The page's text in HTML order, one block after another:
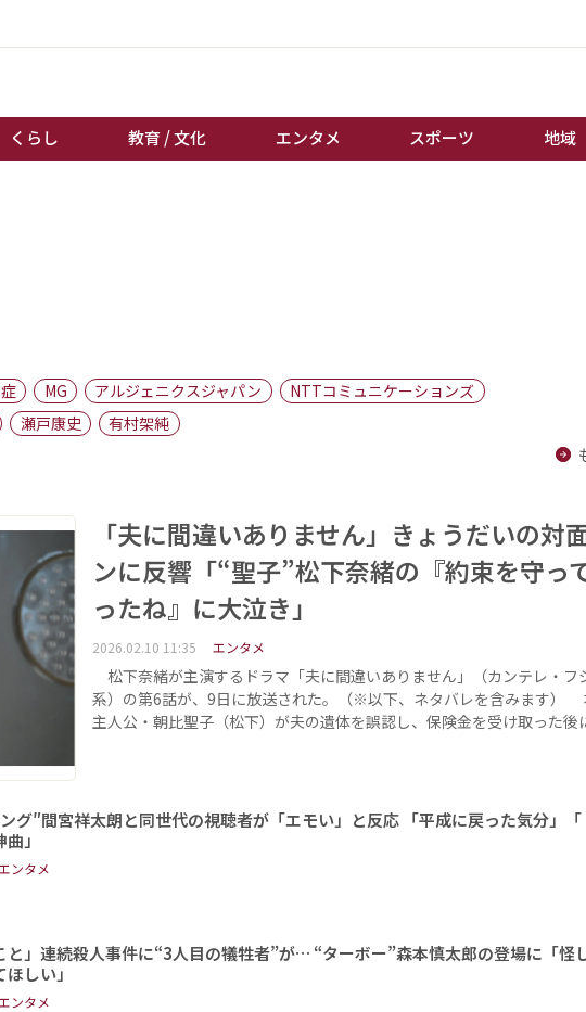
くらし 教育 / 文化 エンタメ スポーツ 地域
地域
キーパーソン
棋王戦
MG アルジェニクスジャパン
NTTコミュニケーションズ
瀬戸康史
有村架純
「夫に間違いありません」きょうだいの対
ンに反響「“聖子”松下奈緒の『約束を守っ
ったね』に大泣き」
2026.02.10 11:35 エンタメ
松下奈緒が主演するドラマ「夫に間違いありません」（カンテレ・フ
系）の第6話が、9日に放送された。（※以下、ネタバレを含みます）
主人公・朝比聖子（松下）が夫の遺体を誤認し、保険金を受け取った
ング″間宮祥太朗と同世代の視聴者が「エモい」と反応 「平成に戻った気分」
」
ンタメ
と」連続殺人事件に“3人目の犠牲者”が… “ターボー”森本慎太郎の登場に「怪
しい」
ンタメ